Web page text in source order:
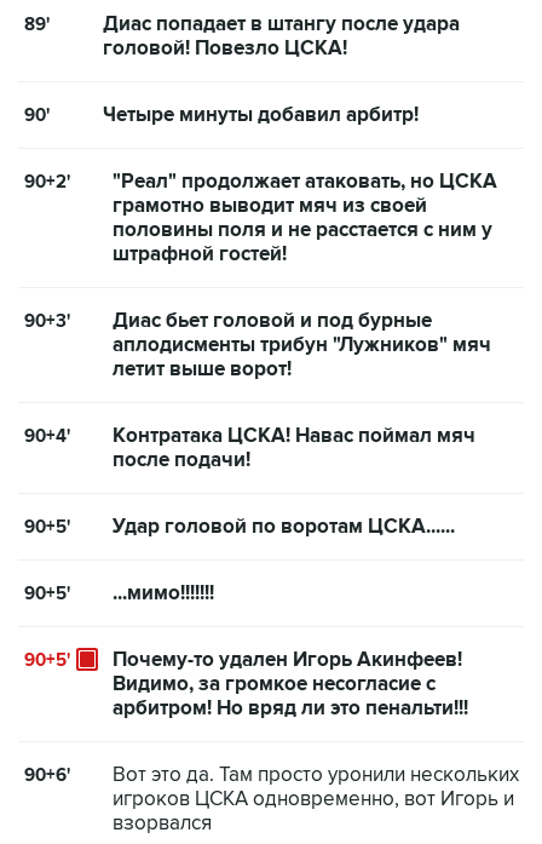
89'
Диас попадает в штангу после удара
головой! Повезло ЦСКА!
90' Четыре минуты добавил арбитр!
90+2'
"Реал" продолжает атаковать, но ЦСКА
грамотно выводит мяч из своей
половины поля и не расстается с ним у
штрафной гостей!
90+3'
Диас бьет головой и под бурные
аплодисменты трибун "Лужников" мяч
летит выше ворот!
90+4'
Контратака ЦСКА! Навас поймал мяч
после подачи!
90+5' Удар головой по воротам ЦСКА......
90+5' ...мимо!!!!!!!
90+5'
Почему-то удален Игорь Акинфеев!
Видимо, за громкое несогласие с
арбитром! Но вряд ли это пенальти!!!
90+6'
Вот это да. Там просто уронили нескольких
игроков ЦСКА одновременно, вот Игорь и
взорвался